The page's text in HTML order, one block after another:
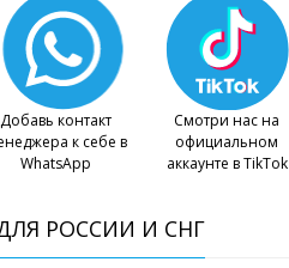
Добавь контакт
к себе в
WhatsApp
Смотри нас на
официальном
аккаунте в TikTok
РОССИИ И СНГ